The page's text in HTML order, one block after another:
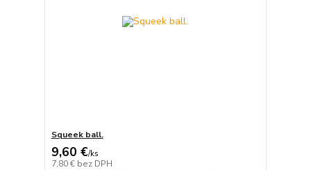
Squeek ball.
9,60 €/ks
7,80 € bez DPH